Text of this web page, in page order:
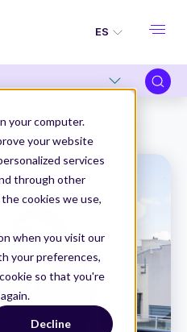
your computer.
your website
services
through other
cookies we use,
when you visit our
your preferences,
so that you're
Decline
ES